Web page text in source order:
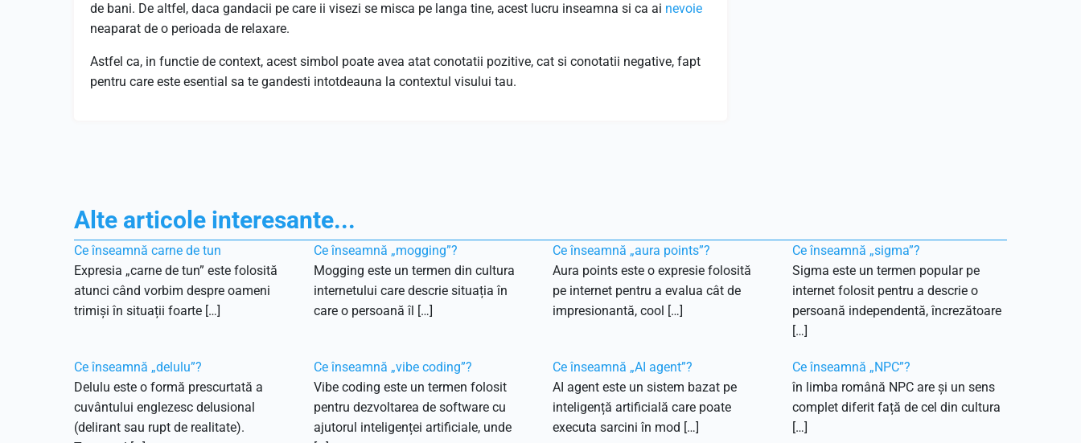
de bani. De altfel, daca gandacii pe care ii visezi se misca pe langa tine, acest lucru inseamna si ca ai nevoie
neaparat de o perioada de relaxare.
Astfel ca, in functie de context, acest simbol poate avea atat conotatii pozitive, cat si conotatii negative, fapt
pentru care este esential sa te gandesti intotdeauna la contextul visului tau.
Alte articole interesante...
Ce înseamnă carne de tun
Expresia „carne de tun” este folosită
atunci când vorbim despre oameni
trimiși în situații foarte […]
Ce înseamnă „mogging”?
Mogging este un termen din cultura
internetului care descrie situația în
care o persoană îl […]
Ce înseamnă „aura points”?
Aura points este o expresie folosită
pe internet pentru a evalua cât de
impresionantă, cool […]
Ce înseamnă „sigma”?
Sigma este un termen popular pe
internet folosit pentru a descrie o
persoană independentă, încrezătoare
[…]
Ce înseamnă „delulu”?
Delulu este o formă prescurtată a
cuvântului englezesc delusional
(delirant sau rupt de realitate).
Ce înseamnă „vibe coding”?
Vibe coding este un termen folosit
pentru dezvoltarea de software cu
ajutorul inteligenței artificiale, unde
Ce înseamnă „AI agent”?
AI agent este un sistem bazat pe
inteligență artificială care poate
executa sarcini în mod […]
Ce înseamnă „NPC”?
în limba română NPC are și un sens
complet diferit față de cel din cultura
[…]